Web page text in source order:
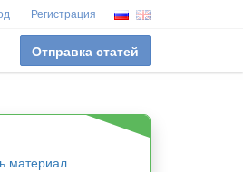
Регистрация
Отправка статей
материал